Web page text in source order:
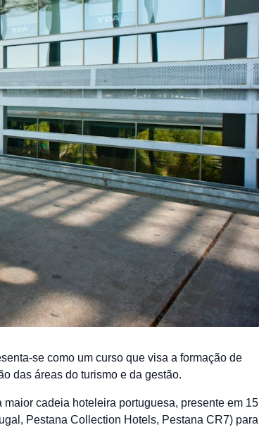
se como um curso que visa a formação de
das áreas do turismo e da gestão.
cadeia hoteleira portuguesa, presente em 15
Pestana Collection Hotels, Pestana CR7) para